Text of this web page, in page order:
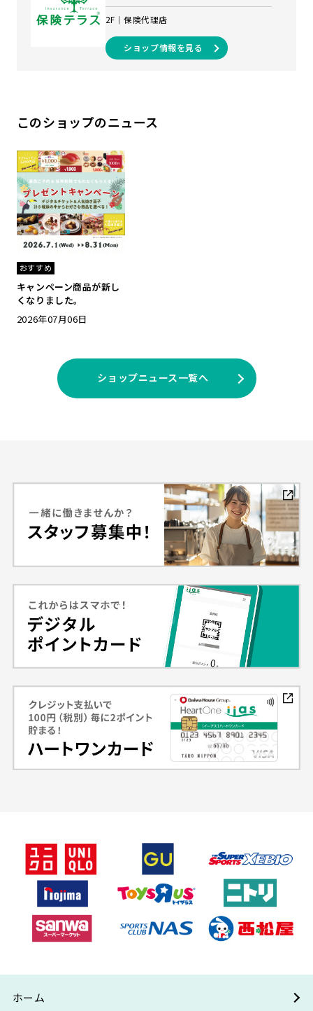
2F 保険代理店
ショップ情報を見る
このショップのニュース
おすすめ
キャンペーン商品が新し
くなりました。
2026年07月06日
ショップニュース一覧へ
ホーム